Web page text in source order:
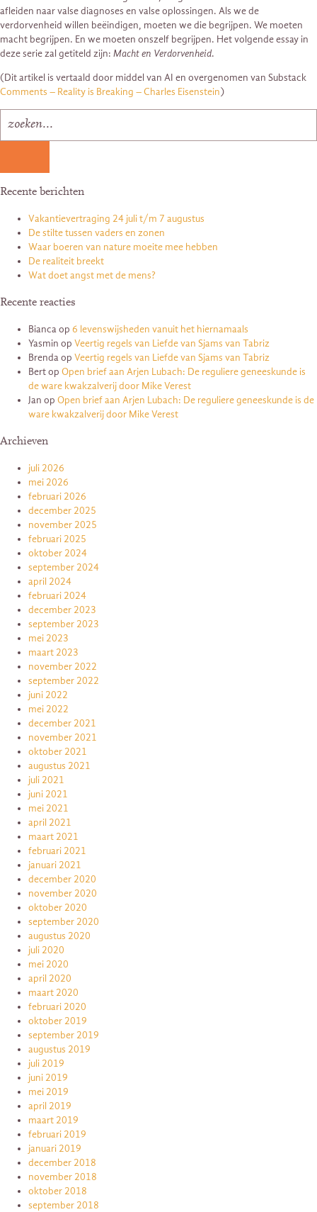
afleiden naar valse diagnoses en valse oplossingen. Als we de
verdorvenheid willen beëindigen, moeten we die begrijpen. We moeten
macht begrijpen. En we moeten onszelf begrijpen. Het volgende essay in
deze serie zal getiteld zijn: Macht en Verdorvenheid.
(Dit artikel is vertaald door middel van AI en overgenomen van Substack
Comments – Reality is Breaking – Charles Eisenstein)
Recente berichten
Vakantievertraging 24 juli t/m 7 augustus
De stilte tussen vaders en zonen
Waar boeren van nature moeite mee hebben
De realiteit breekt
Wat doet angst met de mens?
Recente reacties
Biancaop 6 levenswijsheden vanuit het hiernamaals
Yasmin op Veertig regels van Liefde van Sjams van Tabriz
Brendaop Veertig regels van Liefde van Sjams van Tabriz
Bertop Open brief aan Arjen Lubach: De reguliere geneeskunde is
de ware kwakzalverij door Mike Verest
Jan op Open brief aan Arjen Lubach: De reguliere geneeskunde is de
ware kwakzalverij door Mike Verest
Archieven
juli 2026
mei 2026
februari 2026
december 2025
november 2025
februari 2025
oktober 2024
september 2024
april 2024
februari 2024
december 2023
september 2023
mei 2023
maart 2023
november 2022
september 2022
juni 2022
mei 2022
december 2021
november 2021
oktober 2021
augustus 2021
juli 2021
juni 2021
mei 2021
april 2021
maart 2021
februari 2021
januari 2021
december 2020
november 2020
oktober 2020
september 2020
augustus 2020
juli 2020
mei 2020
april 2020
maart 2020
februari 2020
oktober 2019
september 2019
augustus 2019
juli 2019
juni 2019
mei 2019
april 2019
maart 2019
februari 2019
januari 2019
december 2018
november 2018
oktober 2018
september 2018